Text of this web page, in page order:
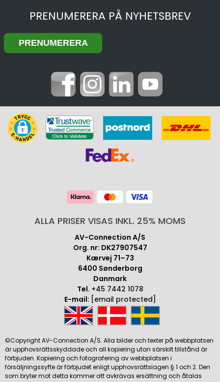
PRENUMERERA PÅ NYHETSBREV
ALLA PRISER VISAS INKL. 25% MOMS
AV-Connection A/S
Org. nr: DK27907547
Kærvej 71–73
6400 Sønderborg
Danmark
Tel. +45 7442 1078
E-mail: [email protected]
©Copyright AV-Connection A/S. Alla bilder och texter på webbplatsen
är upphovsrättsskyddade och all kopiering utan särskilt tillstånd är
förbjuden. Kopiering och fotografering av webbplatsen i
försäljningssyfte är förbjudet enligt upphovsrättslagen § 1 och 2. Den
som bryter mot detta kommer att avkrävas ersättning och åtalas